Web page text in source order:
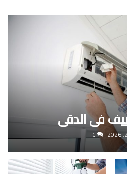
فى الدقي
0